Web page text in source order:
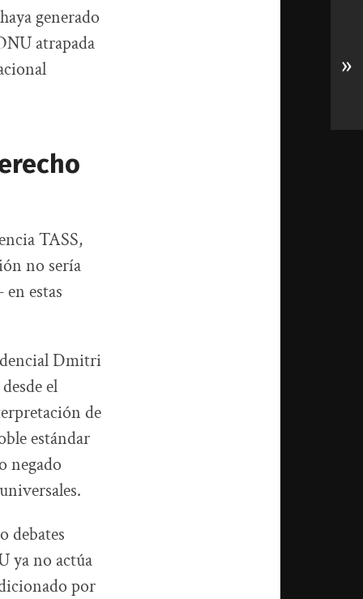
generado
atrapada
TASS,
no sería
estas
Dmitri
el
de
estándar
negado
debates
ya no actúa
por
»